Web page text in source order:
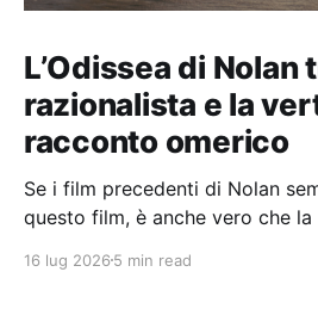
L’Odissea di Nolan
razionalista e la
racconto omerico
Se i film precedenti di Nolan
questo film, è anche vero che la
16 lug 2026 5 min read